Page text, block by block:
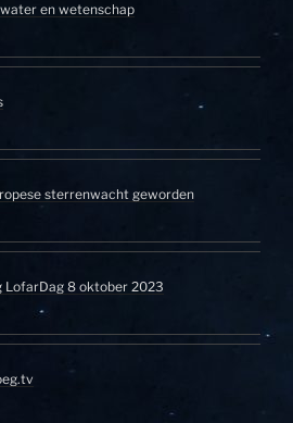
en wetenschap
sterrenwacht geworden
LofarDag 8 oktober 2023